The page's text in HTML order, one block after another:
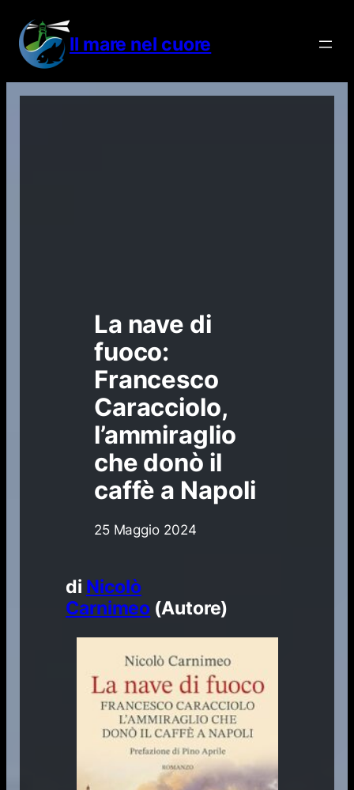
contenuto
Il mare nel cuore
La nave di
fuoco:
Francesco
Caracciolo,
l’ammiraglio
che donò il
caffè a Napoli
25 Maggio 2024
di Nicolò
Carnimeo (Autore)